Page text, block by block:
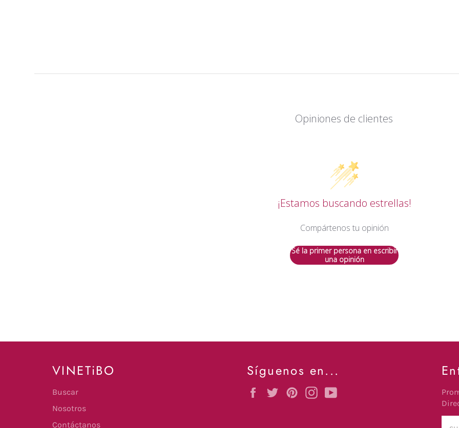
Opiniones de clientes
¡Estamos buscando estrellas!
Compártenos tu opinión
Sé la primer persona en escribir
una opinión
VINETiBO
Buscar
Nosotros
Contáctanos
Síguenos en...
FacebookTwitterPinterestInstagram